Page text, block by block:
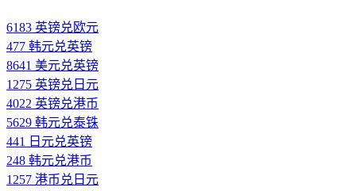
6183 英镑兑欧元
477 韩元兑英镑
8641 美元兑英镑
1275 英镑兑日元
4022 英镑兑港币
5629 韩元兑泰铢
441 日元兑英镑
248 韩元兑港币
1257 港币兑日元